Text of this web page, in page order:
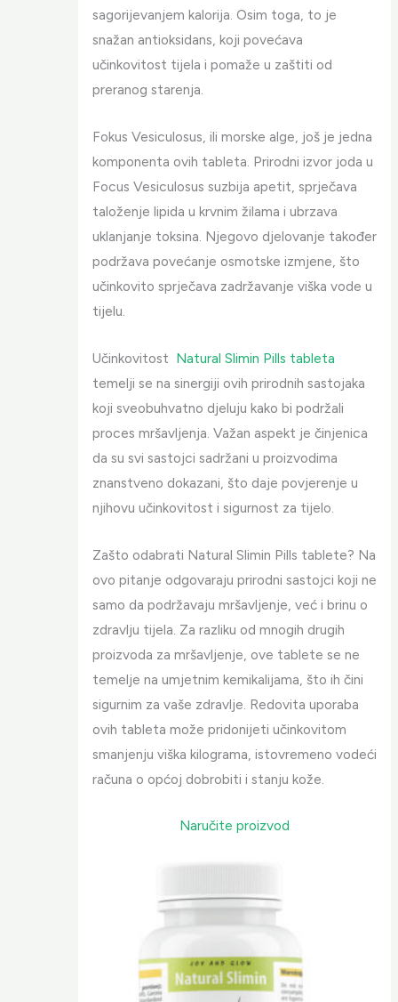
sagorijevanjem kalorija. Osim toga, to je
snažan antioksidans, koji povećava
učinkovitost tijela i pomaže u zaštiti od
preranog starenja.
Fokus Vesiculosus, ili morske alge, još je jedna
komponenta ovih tableta. Prirodni izvor joda u
Focus Vesiculosus suzbija apetit, sprječava
taloženje lipida u krvnim žilama i ubrzava
uklanjanje toksina. Njegovo djelovanje također
podržava povećanje osmotske izmjene, što
učinkovito sprječava zadržavanje viška vode u
tijelu.
Učinkovitost Natural Slimin Pills tableta
temelji se na sinergiji ovih prirodnih sastojaka
koji sveobuhvatno djeluju kako bi podržali
proces mršavljenja. Važan aspekt je činjenica
da su svi sastojci sadržani u proizvodima
znanstveno dokazani, što daje povjerenje u
njihovu učinkovitost i sigurnost za tijelo.
Zašto odabrati Natural Slimin Pills tablete? Na
ovo pitanje odgovaraju prirodni sastojci koji ne
samo da podržavaju mršavljenje, već i brinu o
zdravlju tijela. Za razliku od mnogih drugih
proizvoda za mršavljenje, ove tablete se ne
temelje na umjetnim kemikalijama, što ih čini
sigurnim za vaše zdravlje. Redovita uporaba
ovih tableta može pridonijeti učinkovitom
smanjenju viška kilograma, istovremeno vodeći
računa o općoj dobrobiti i stanju kože.
Naručite proizvod